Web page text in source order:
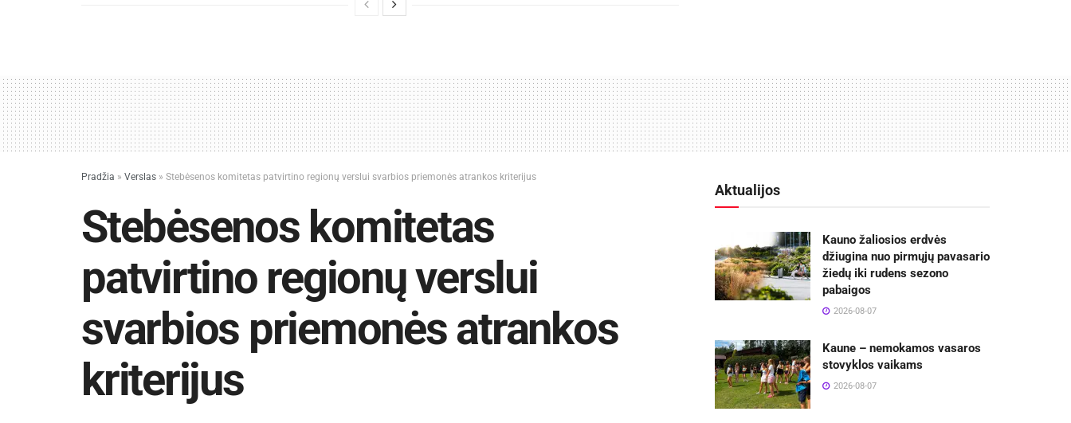
Pradžia » Verslas » Stebėsenos komitetas patvirtino regionų verslui svarbios priemonės atrankos kriterijus
Stebėsenos komitetas
patvirtino regionų verslui
svarbios priemonės atrankos
kriterijus
Aktualijos
Kauno žaliosios erdvės
džiugina nuo pirmųjų pavasario
žiedų iki rudens sezono
pabaigos
2026-08-07
Kaune – nemokamos vasaros
stovyklos vaikams
2026-08-07